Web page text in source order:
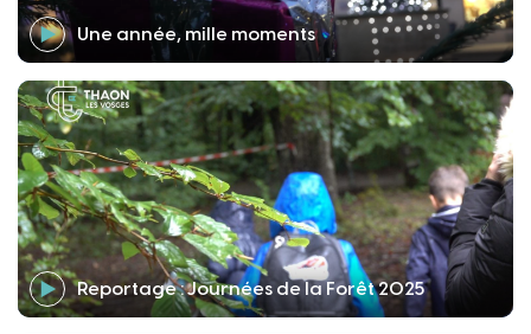
Une année, mille moments
Reportage : Journées de la Forêt 2025